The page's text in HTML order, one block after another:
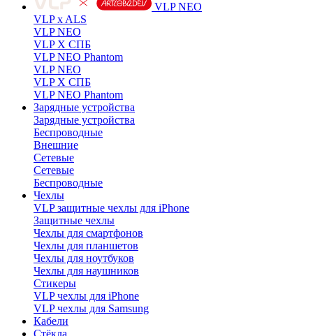
VLP NEO
VLP x ALS
VLP NEO
VLP X СПБ
VLP NEO Phantom
VLP NEO
VLP X СПБ
VLP NEO Phantom
Зарядные устройства
Зарядные устройства
Беспроводные
Внешние
Сетевые
Сетевые
Беспроводные
Чехлы
VLP защитные чехлы для iPhone
Защитные чехлы
Чехлы для смартфонов
Чехлы для планшетов
Чехлы для ноутбуков
Чехлы для наушников
Стикеры
VLP чехлы для iPhone
VLP чехлы для Samsung
Кабели